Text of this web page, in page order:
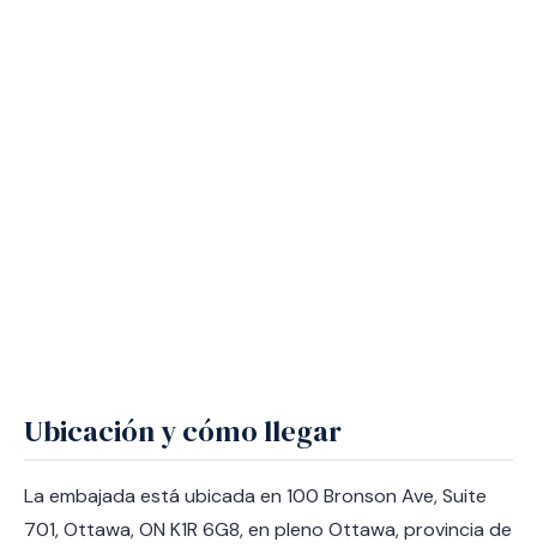
Ubicación y cómo llegar
La embajada está ubicada en 100 Bronson Ave, Suite
701, Ottawa, ON K1R 6G8, en pleno Ottawa, provincia de